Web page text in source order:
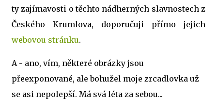
ty zajímavosti o těchto nádherných slavnostech z
Českého Krumlova, doporučuji přímo jejich
webovou stránku.
A - ano, vím, některé obrázky jsou
přeexponované, ale bohužel moje zrcadlovka už
se asi nepolepší. Má svá léta za sebou...